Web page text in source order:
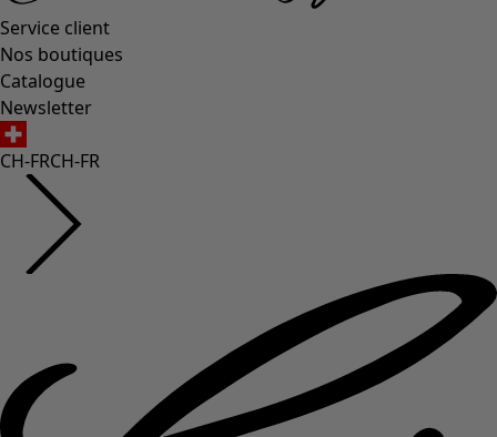
Service client
Nos boutiques
Catalogue
Newsletter
CH-FRCH-FR